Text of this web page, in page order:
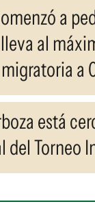
a
al
a
está
del Torneo